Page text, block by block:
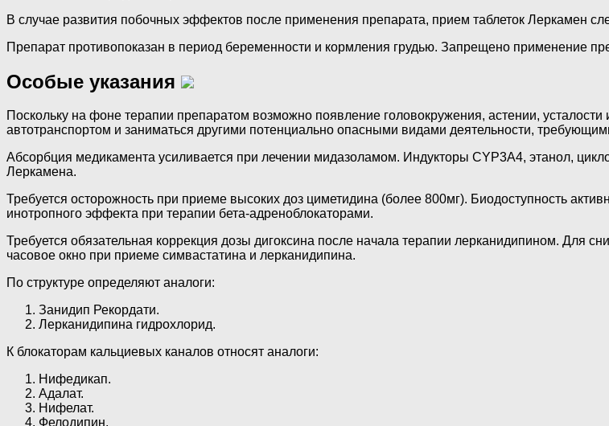
В случае развития побочных эффектов после применения препарата, прием таблеток Леркамен
Препарат противопоказан в период беременности и кормления грудью. Запрещено применение
Особые указания
Поскольку на фоне терапии препаратом возможно появление головокружения, астении,
автотранспортом и заниматься другими потенциально опасными видами деятельности,
Абсорбция медикамента усиливается при лечении мидазоламом. Индукторы CYP3А4, этанол,
Леркамена.
Требуется осторожность при приеме высоких доз циметидина (более 800мг). Биодоступность
инотропного эффекта при терапии бета-адреноблокаторами.
Требуется обязательная коррекция дозы дигоксина после начала терапии лерканидипином. Для
часовое окно при приеме симвастатина и лерканидипина.
По структуре определяют аналоги:
Занидип Рекордати.
Лерканидипина гидрохлорид.
К блокаторам кальциевых каналов относят аналоги:
Нифедикап.
Адалат.
Нифелат.
Фелодипин.